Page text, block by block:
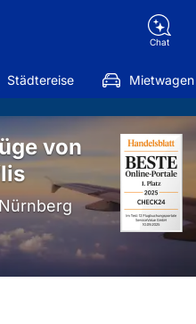
Chat
Städtereise Mietwagen
von